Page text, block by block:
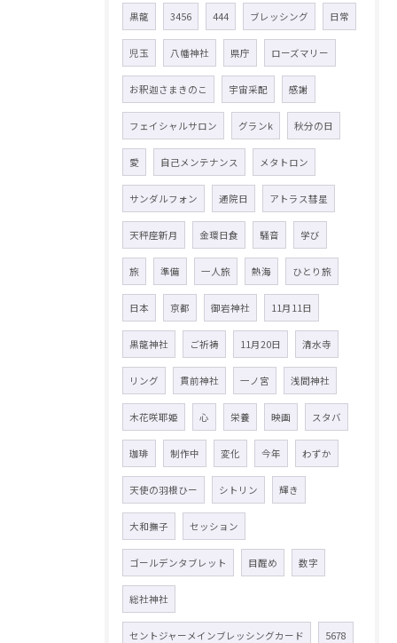
黒龍 3456 444 ブレッシング 日常
児玉 八幡神社 県庁 ローズマリー
お釈迦さまきのこ 宇宙采配 感謝
フェイシャルサロン グランk 秋分の日
愛 自己メンテナンス メタトロン
サンダルフォン 通院日 アトラス彗星
天秤座新月 金環日食 騒音 学び
旅 準備 一人旅 熱海 ひとり旅
日本 京都 御岩神社 11月11日
黒龍神社 ご祈祷 11月20日 清水寺
リング 貫前神社 一ノ宮 浅間神社
木花咲耶姫 心 栄養 映画 スタバ
珈琲 制作中 変化 今年 わずか
天使の羽根ひー シトリン 輝き
大和撫子 セッション
ゴールデンタブレット 目醒め 数字
総社神社
セントジャーメインブレッシングカード 5678